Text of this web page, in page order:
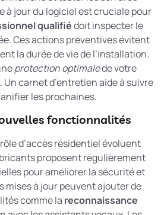
à jour du logiciel est cruciale pour
qualifiédoit inspecter le
Ces actions préventives évitent
la durée de vie de l’installation.
protection optimalede votre
carnet d’entretien aide à suivre
les prochaines.
fonctionnalités
d’accès résidentiel évoluent
proposent régulièrement
pour améliorer la sécurité et
mises à jour peuvent ajouter de
comme la reconnaissance